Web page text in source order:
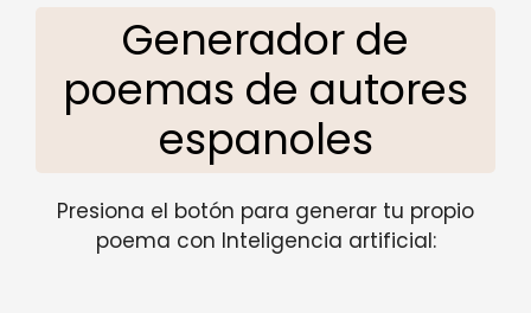
Generador de
poemas de autores
espanoles
Presiona el botón para generar tu propio
poema con Inteligencia artificial: